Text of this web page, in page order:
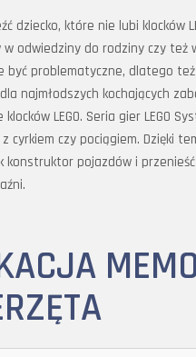
dziecko, które nie lubi klocków
w odwiedziny do rodziny czy też
być problematyczne, dlatego
najmłodszych kochających
LEGO. Seria gier LEGO
cyrkiem czy pociągiem. Dzięki
konstruktor pojazdów i